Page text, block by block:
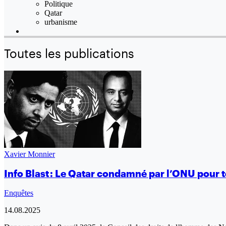
Politique
Qatar
urbanisme
Toutes les publications
Xavier Monnier
Info Blast : Le Qatar condamné par l’ONU
Enquêtes
14.08.2025